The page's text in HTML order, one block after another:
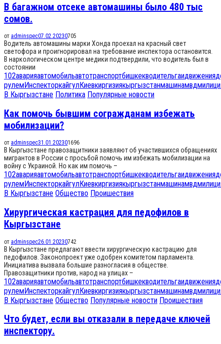
В багажном отсеке автомашины было 480 тыс
сомов.
от adminspec07.02.20230705
Водитель автомашины марки Хонда проехал на красный свет
светофора и проигнорировал на требование инспектора остановится.
В наркологическом центре медики подтвердили, что водитель был в
состоянии
102аварияавтомобильавтотранспортбишкекводительгаидвижения
рулемИнспекторкайгулКиевкиргизиякыргызстанмашинамвд
В Кыргызстане Политика Популярные новости
Как помочь бывшим согражданам избежать
мобилизации?
от adminspec31.01.202301696
В Кыргызстане правозащитники заявляют об участившихся обращениях
мигрантов в России с просьбой помочь им избежать мобилизации на
войну с Украиной. Но как им помочь –
102аварияавтомобильавтотранспортбишкекводительгаидвижения
рулемИнспекторкайгулКиевкиргизиякыргызстанмашинамвд
В Кыргызстане Общество Проишествия
Хирургическая кастрация для педофилов в
Кыргызстане
от adminspec26.01.20230742
В Кыргызстане предлагают ввести хирургическую кастрацию для
педофилов. Законопроект уже одобрен комитетом парламента.
Инициатива вызвала большие разногласия в обществе.
Правозащитники против, народ на улицах –
102аварияавтомобильавтотранспортбишкекводительгаидвижения
рулемИнспекторкайгулКиевкиргизиякыргызстанмашинамвд
В Кыргызстане Общество Популярные новости Проишествия
Что будет, если вы отказали в передаче ключей
инспектору.